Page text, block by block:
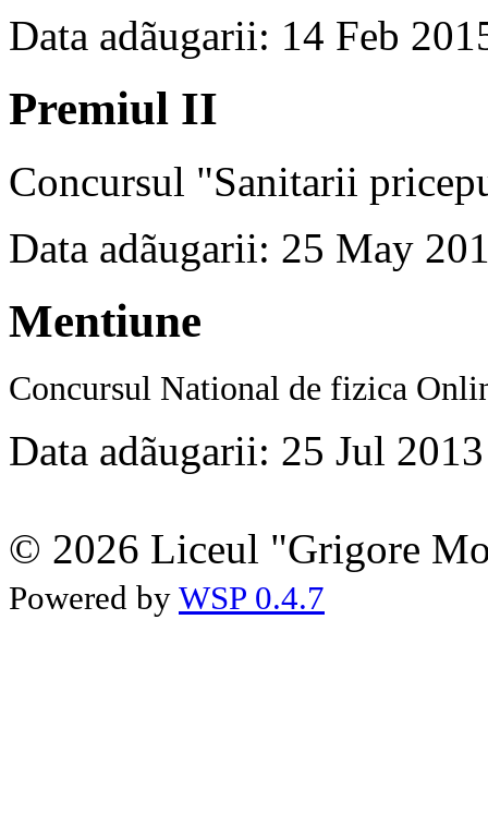
Data adãugarii: 14 Feb
Premiul II
Concursul "Sanitarii
Data adãugarii: 25 May
Mentiune
Concursul National de fizica
Data adãugarii: 25 Jul 2013
© 2026 Liceul "Grigore
Powered by WSP 0.4.7